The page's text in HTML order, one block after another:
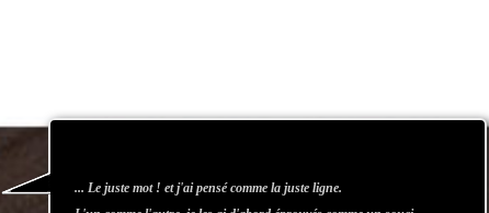
... Le juste mot ! et j'ai pensé comme la juste ligne.